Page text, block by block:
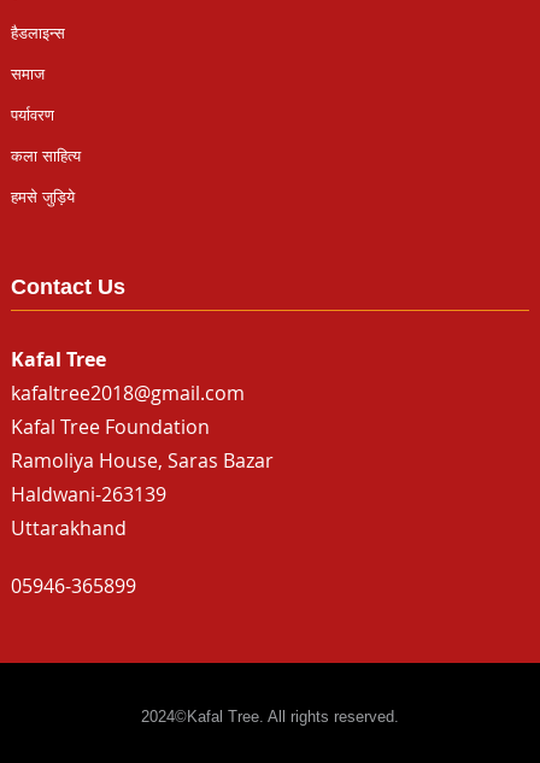
हैडलाइन्स
समाज
पर्यावरण
कला साहित्य
हमसे जुड़िये
Contact Us
Kafal Tree
kafaltree2018@gmail.com
Kafal Tree Foundation
Ramoliya House, Saras Bazar
Haldwani-263139
Uttarakhand
05946-365899
2024©Kafal Tree. All rights reserved.